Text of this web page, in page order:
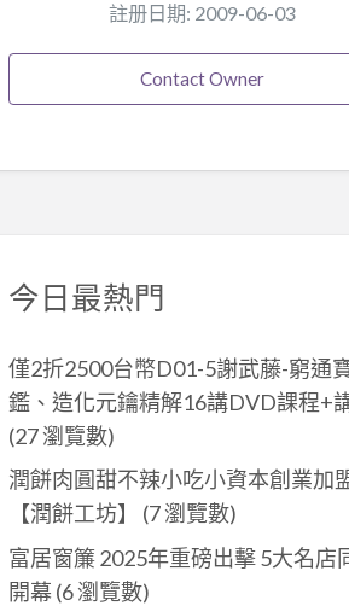
註册日期: 2009-06-03
Contact Owner
今日最熱門
僅2折2500台幣D01-5謝武藤-窮通
鑑、造化元鑰精解16講DVD課程+
(27 瀏覽數)
潤餅肉圓甜不辣小吃小資本創業加
【潤餅工坊】
(7 瀏覽數)
富居窗簾 2025年重磅出擊 5大名店
開幕(6 瀏覽數)